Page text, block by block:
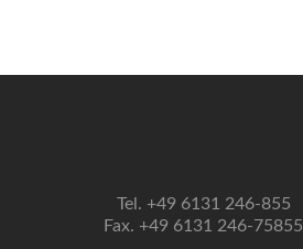
Tel. +49 6131 246-855
Fax. +49 6131 246-75855